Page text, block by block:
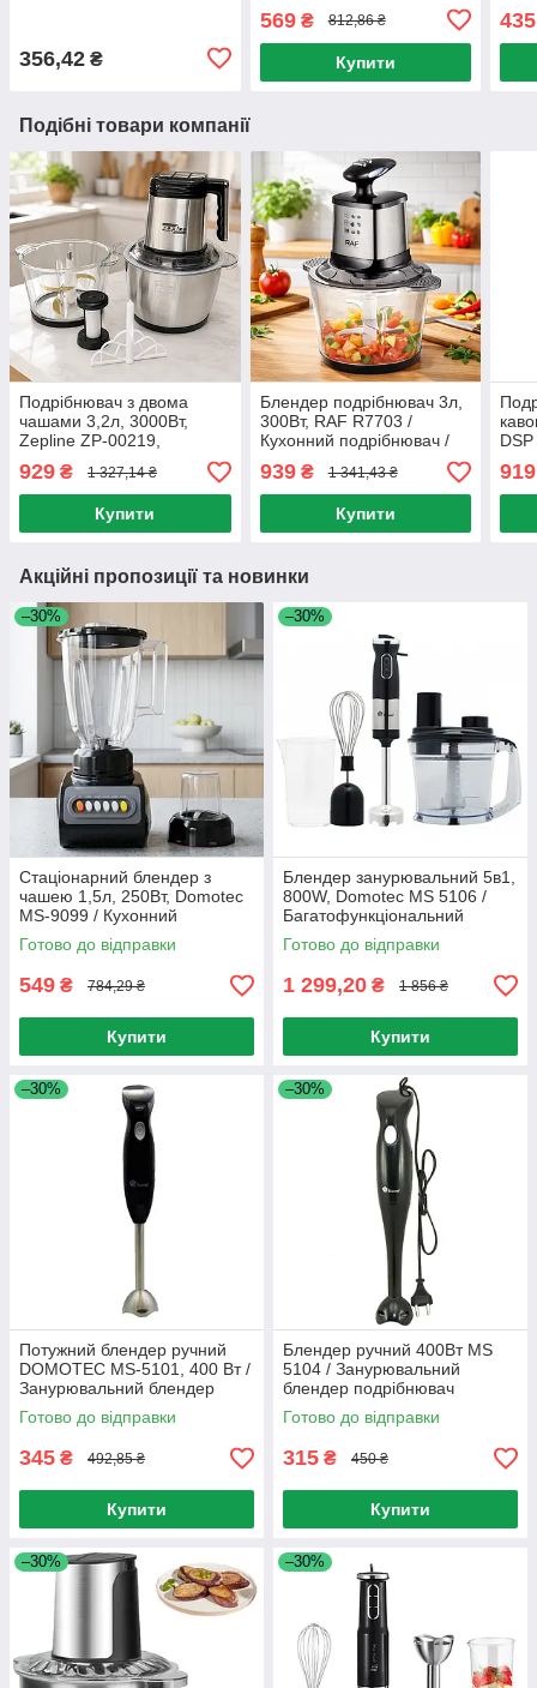
356,42 ₴
підставці / Карусель для
спецій
569₴ 812,86 ₴
Купити
435
Подібні товари компанії
Подрібнювач з двома
чашами 3,2л, 3000Вт,
Zepline ZP-00219,
Сріблястий / Чоппер /
Блендер подрібнювач /
Подрібнювач для кухні
929 ₴ 1 327,14 ₴
Купити
Блендер подрібнювач 3л,
300Вт, RAF R7703 /
Кухонний подрібнювач /
Електричний блендер
чоппер
939₴ 1 341,43 ₴
Купити
919
Акційні пропозиції та новинки
–30%
Стаціонарний блендер з
чашею 1,5л, 250Вт, Domotec
MS-9099 / Кухонний
подрібнювач з кавомолкою
Готово до відправки
549 ₴ 784,29 ₴
Купити
–30%
Блендер занурювальний 5в1,
800W, Domotec MS 5106 /
Багатофункціональний
подрібнювач / Міні комбайн
Готово до відправки
1 299,20 ₴ 1 856 ₴
Купити
–30%
Потужний блендер ручний
DOMOTEC MS-5101, 400 Вт /
Занурювальний блендер
Готово до відправки
345 ₴ 492,85 ₴
Купити
–30%
Блендер ручний 400Вт MS
5104 / Занурювальний
блендер подрібнювач
Готово до відправки
315 ₴ 450 ₴
Купити
–30% –30%